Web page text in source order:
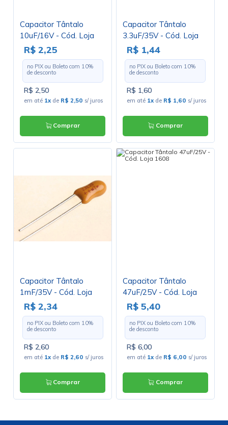
Capacitor Tântalo
10uF/16V - Cód. Loja
292
R$ 2,25
no PIX ou Boleto com 10%
de desconto
R$ 2,50
em até 1x de R$ 2,50 s/ juros
Comprar
Capacitor Tântalo
3.3uF/35V - Cód. Loja
2251
R$ 1,44
no PIX ou Boleto com 10%
de desconto
R$ 1,60
em até 1x de R$ 1,60 s/ juros
Comprar
Capacitor Tântalo
1mF/35V - Cód. Loja
270
R$ 2,34
no PIX ou Boleto com 10%
de desconto
R$ 2,60
em até 1x de R$ 2,60 s/ juros
Comprar
Capacitor Tântalo
47uF/25V - Cód. Loja
1608
R$ 5,40
no PIX ou Boleto com 10%
de desconto
R$ 6,00
em até 1x de R$ 6,00 s/ juros
Comprar